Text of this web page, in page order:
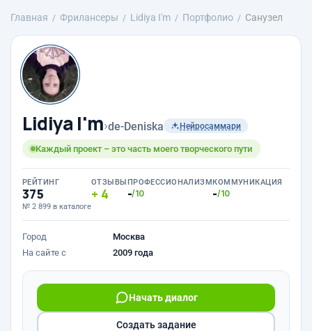
Главная Фрилансеры Lidiya I'm Портфолио Санузел
Lidiya I'm›de-Deniska Нейросаммари
Каждый проект – это часть моего творческого пути
РЕЙТИНГ
375
№ 2 899 в каталоге
ОТЗЫВЫ
4
ПРОФЕССИОНАЛИЗМ
-/10
КОММУНИКАЦИЯ
-/10
Город
Москва
На сайте с
2009 года
Начать диалог
Создать задание